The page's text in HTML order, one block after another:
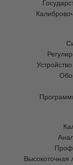
Высокоточная